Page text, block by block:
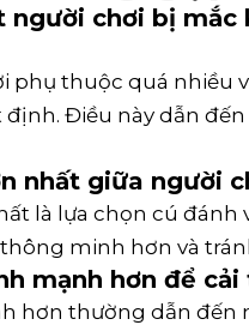
người chơi bị
phụ thuộc quá nhiều
định. Điều này dẫn
nhất giữa người
là lựa chọn cú
minh hơn và
mạnh hơn để
hơn thường dẫn đến